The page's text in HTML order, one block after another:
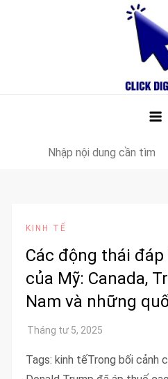
Search
KINH TẾ
Các động thái
của Mỹ: Canada,
Nam và những
Tags: kinh tếTrong bối cảnh